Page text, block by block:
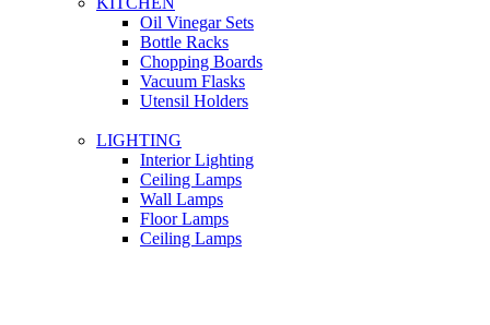
Oil Vinegar Sets
Bottle Racks
Chopping Boards
Vacuum Flasks
Utensil Holders
LIGHTING
Interior Lighting
Ceiling Lamps
Wall Lamps
Floor Lamps
Ceiling Lamps